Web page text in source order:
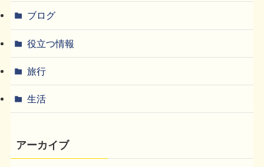
ブログ
役立つ情報
旅行
生活
アーカイブ